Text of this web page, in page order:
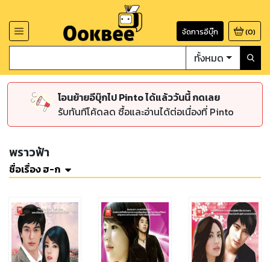
จัดการอีบุ๊ก (0)
ทั้งหมด
โอนย้ายอีบุ๊กไป Pinto ได้แล้ววันนี้ กดเลย
รับทันทีโค้ดลด ซื้อและอ่านได้ต่อเนื่องที่ Pinto
พราวฟ้า
ชื่อเรื่อง ฮ-ก